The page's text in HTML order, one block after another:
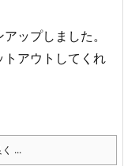
ップしました。
トアウトしてくれ
...